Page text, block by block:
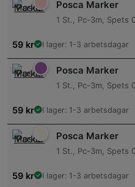
Posca Marker
1 St., Pc-3m, Spets
59 kr I lager: 1-3 arbetsdagar
Posca Marker
1 St., Pc-3m, Spets
59 kr I lager: 1-3 arbetsdagar
Posca Marker
1 St., Pc-3m, Spets
59 kr I lager: 1-3 arbetsdagar